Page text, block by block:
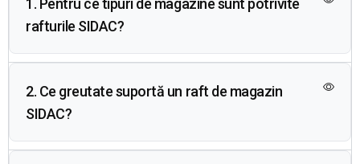
1. Pentru ce tipuri de magazine sunt potrivite
rafturile SIDAC?
2. Ce greutate suportă un raft de magazin
SIDAC?